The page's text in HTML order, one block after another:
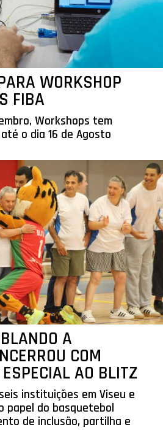
WORKSHOP
FIBA
Workshops tem
o dia 16 de Agosto
A
COM
AO BLITZ
instituições em Viseu e
papel do basquetebol
de inclusão, partilha e